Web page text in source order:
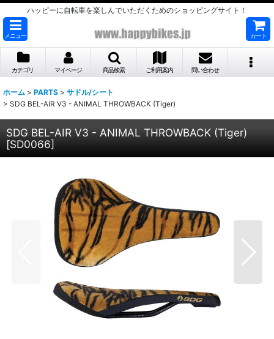
ハッピーに自転車を楽しんでいただくためのショッピングサイト！
メニュー カート
カテゴリ マイページ 商品検索 ご利用案内 問い合わせ
ホーム > PARTS > サドル/シート
> SDG BEL-AIR V3 - ANIMAL THROWBACK (Tiger)
SDG BEL-AIR V3 - ANIMAL THROWBACK (Tiger)
[SD0066]